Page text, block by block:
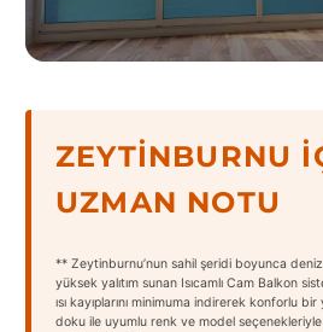
ZEYTINBURNU
UZMAN NOTU
** Zeytinburnu’nun sahil şeridi boyunca
yüksek yalıtım sunan Isıcamlı Cam Balkon
ısı kayıplarını minimuma indirerek konforlu
doku ile uyumlu renk ve model
States
Şehirler
Adana
Adıyaman